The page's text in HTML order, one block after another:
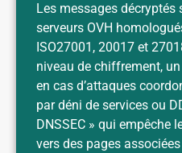
Les messages
serveurs OVH
ISO27001, 20017 et
niveau de chiffrement,
en cas d’attaques
par déni de services ou
DNSSEC » qui empêche
vers des pages